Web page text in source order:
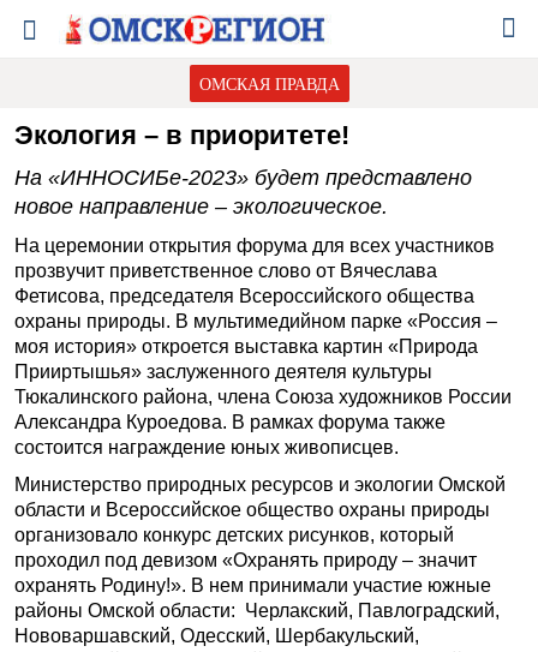
ОМСКАЯ ПРАВДА
Экология – в приоритете!
На «ИННОСИБе-2023» будет представлено
новое направление – экологическое.
На церемонии открытия форума для всех участников
прозвучит приветственное слово от Вячеслава
Фетисова, председателя Всероссийского общества
охраны природы. В мультимедийном парке «Россия –
моя история» откроется выставка картин «Природа
Прииртышья» заслуженного деятеля культуры
Тюкалинского района, члена Союза художников России
Александра Куроедова. В рамках форума также
состоится награждение юных живописцев.
Министерство природных ресурсов и экологии Омской
области и Всероссийское общество охраны природы
организовало конкурс детских рисунков, который
проходил под девизом «Охранять природу – значит
охранять Родину!». В нем принимали участие южные
районы Омской области: Черлакский, Павлоградский,
Нововаршавский, Одесский, Шербакульский,